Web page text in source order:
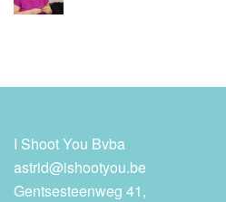
I Shoot You Bvba
astrid@ishootyou.be
Gentsesteenweg 41,